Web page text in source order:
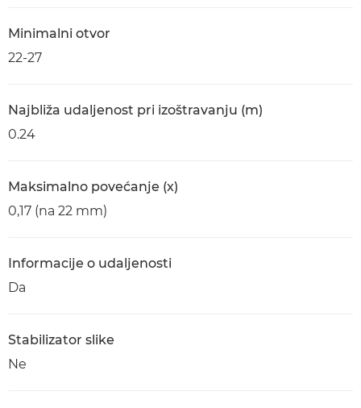
Minimalni otvor
22-27
Najbliža udaljenost pri izoštravanju (m)
0.24
Maksimalno povećanje (x)
0,17 (na 22 mm)
Informacije o udaljenosti
Da
Stabilizator slike
Ne